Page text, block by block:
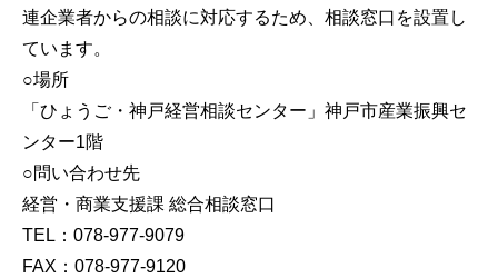
連企業者からの相談に対応するため、相談窓口を設置し
ています。
○場所
「ひょうご・神戸経営相談センター」神戸市産業振興セ
ンター1階
○問い合わせ先
経営・商業支援課 総合相談窓口
TEL：078-977-9079
FAX：078-977-9120